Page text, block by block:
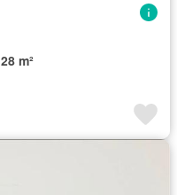
28 m²